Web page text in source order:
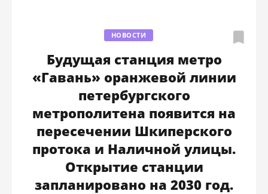
НОВОСТИ
Будущая станция метро
«Гавань» оранжевой линии
петербургского
метрополитена появится на
пересечении Шкиперского
протока и Наличной улицы.
Открытие станции
запланировано на 2030 год.